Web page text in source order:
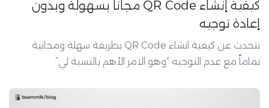
كيفية إنشاء QR Code مجانا بسهولة وبدون
إعادة توجيه
نتحدث عن كيفية انشاء QR Code بطريقة سهلة ومجانية
تماماً مع عدم التوجيه “وهو الامر الأهم بالنسبة لي”